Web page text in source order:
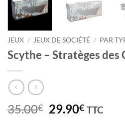
JEUX / JEUX DE SOCIÉTÉ / PAR
Scythe – Stratèges des
35.00€ Le
29.90€Le
TTC